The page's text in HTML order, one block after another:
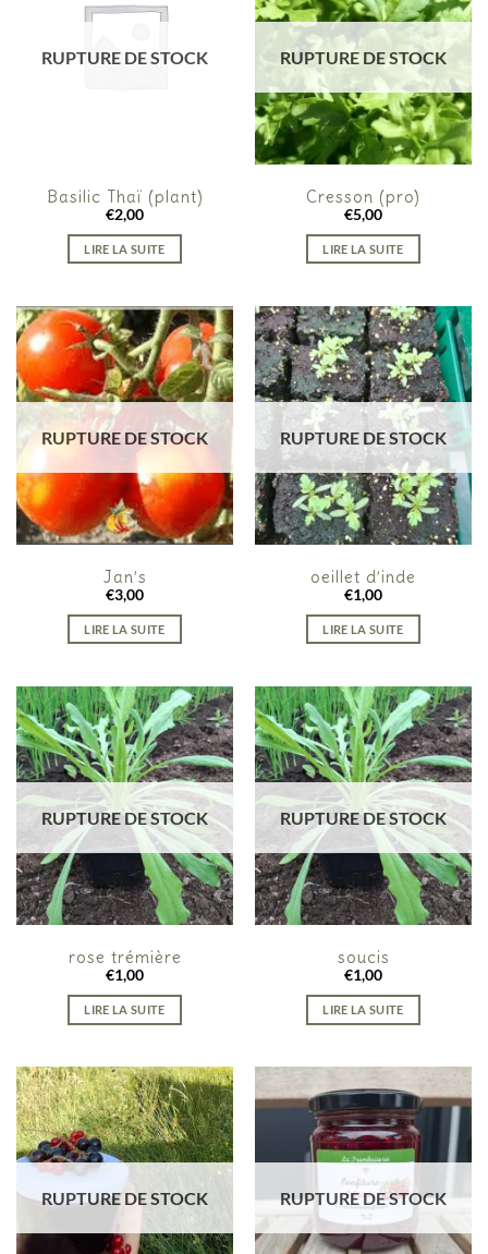
RUPTURE DE STOCK
Basilic Thaï (plant)
€2,00
LIRE LA SUITE
RUPTURE DE STOCK
Cresson (pro)
€5,00
LIRE LA SUITE
RUPTURE DE STOCK
Jan’s
€3,00
LIRE LA SUITE
RUPTURE DE STOCK
oeillet d’inde
€1,00
LIRE LA SUITE
RUPTURE DE STOCK
rose trémière
€1,00
LIRE LA SUITE
RUPTURE DE STOCK
soucis
€1,00
LIRE LA SUITE
RUPTURE DE STOCK RUPTURE DE STOCK